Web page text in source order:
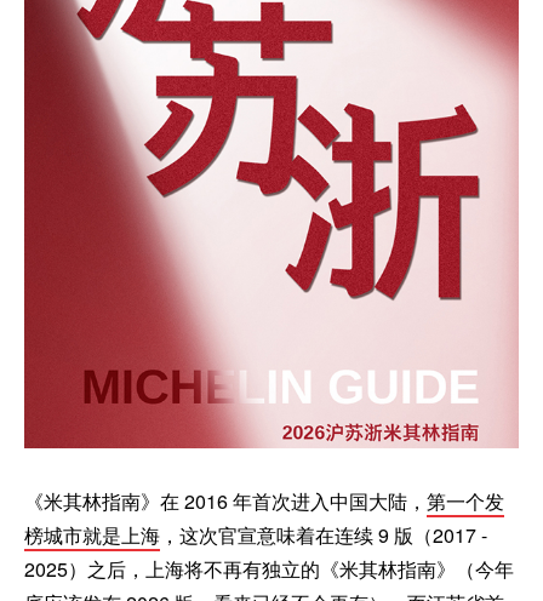
《米其林指南》在 2016 年首次进入中国大陆， 第一个发
榜城市就是上海 ，这次官宣意味着在连续 9 版（2017 -
2025）之后，上海将不再有独立的《米其林指南》（今年